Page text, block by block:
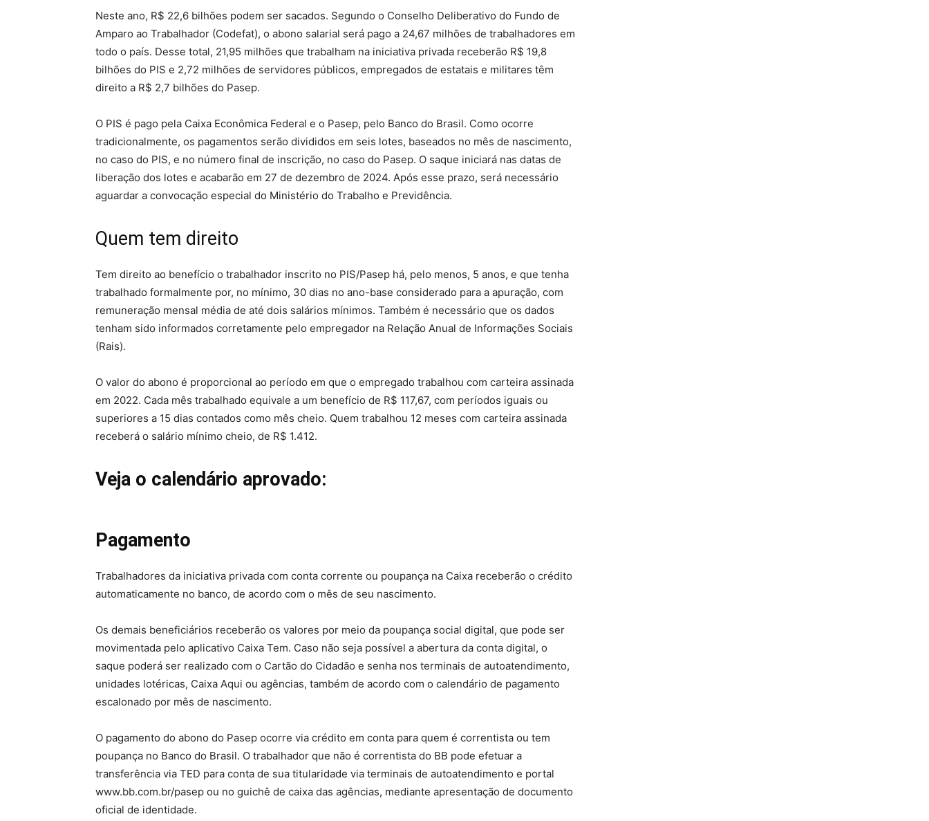
Neste ano, R$ 22,6 bilhões podem ser sacados. Segundo o Conselho Deliberativo do Fundo de
Amparo ao Trabalhador (Codefat), o abono salarial será pago a 24,67 milhões de trabalhadores em
todo o país. Desse total, 21,95 milhões que trabalham na iniciativa privada receberão R$ 19,8
bilhões do PIS e 2,72 milhões de servidores públicos, empregados de estatais e militares têm
direito a R$ 2,7 bilhões do Pasep.
O PIS é pago pela Caixa Econômica Federal e o Pasep, pelo Banco do Brasil. Como ocorre
tradicionalmente, os pagamentos serão divididos em seis lotes, baseados no mês de nascimento,
no caso do PIS, e no número final de inscrição, no caso do Pasep. O saque iniciará nas datas de
liberação dos lotes e acabarão em 27 de dezembro de 2024. Após esse prazo, será necessário
aguardar a convocação especial do Ministério do Trabalho e Previdência.
Quem tem direito
Tem direito ao benefício o trabalhador inscrito no PIS/Pasep há, pelo menos, 5 anos, e que tenha
trabalhado formalmente por, no mínimo, 30 dias no ano-base considerado para a apuração, com
remuneração mensal média de até dois salários mínimos. Também é necessário que os dados
tenham sido informados corretamente pelo empregador na Relação Anual de Informações Sociais
(Rais).
O valor do abono é proporcional ao período em que o empregado trabalhou com carteira assinada
em 2022. Cada mês trabalhado equivale a um benefício de R$ 117,67, com períodos iguais ou
superiores a 15 dias contados como mês cheio. Quem trabalhou 12 meses com carteira assinada
receberá o salário mínimo cheio, de R$ 1.412.
Veja o calendário aprovado:
Pagamento
Trabalhadores da iniciativa privada com conta corrente ou poupança na Caixa receberão o crédito
automaticamente no banco, de acordo com o mês de seu nascimento.
Os demais beneficiários receberão os valores por meio da poupança social digital, que pode ser
movimentada pelo aplicativo Caixa Tem. Caso não seja possível a abertura da conta digital, o
saque poderá ser realizado com o Cartão do Cidadão e senha nos terminais de autoatendimento,
unidades lotéricas, Caixa Aqui ou agências, também de acordo com o calendário de pagamento
escalonado por mês de nascimento.
O pagamento do abono do Pasep ocorre via crédito em conta para quem é correntista ou tem
poupança no Banco do Brasil. O trabalhador que não é correntista do BB pode efetuar a
transferência via TED para conta de sua titularidade via terminais de autoatendimento e portal
www.bb.com.br/pasep ou no guichê de caixa das agências, mediante apresentação de documento
oficial de identidade.